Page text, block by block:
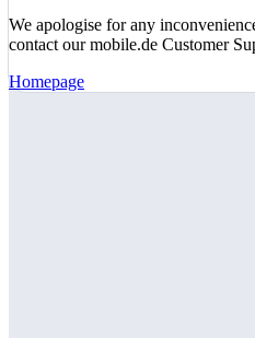
We apologise for any
contact our mobile.de Customer
Homepage